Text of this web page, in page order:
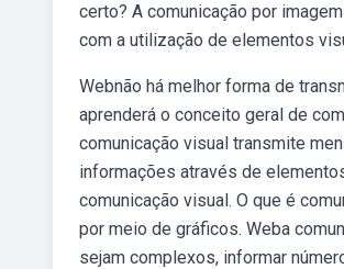
certo? A comunicação por
com a utilização de elementos
Webnão há melhor forma de
aprenderá o conceito geral de
comunicação visual transmite
informações através de
comunicação visual. O que é
por meio de gráficos. Weba
sejam complexos, informar